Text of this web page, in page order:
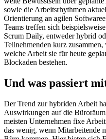
sowie die Arbeitsrhythmen
Orientierung an agilen
Teams treffen sich
Scrum Daily, entweder hybrid
Teilnehmenden kurz zusammen,
welche Arbeit sie für heute
Blockaden bestehen.
Und was passiert
Der Trend zur hybriden Arbeit
Auswirkungen auf die
meisten Unternehmen fixe
das wenig, wenn Mitarbeitende